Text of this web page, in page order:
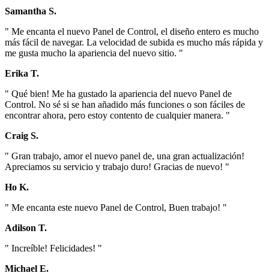
Samantha S.
" Me encanta el nuevo Panel de Control, el diseño entero es mucho
más fácil de navegar. La velocidad de subida es mucho más rápida y
me gusta mucho la apariencia del nuevo sitio. "
Erika T.
" Qué bien! Me ha gustado la apariencia del nuevo Panel de
Control. No sé si se han añadido más funciones o son fáciles de
encontrar ahora, pero estoy contento de cualquier manera. "
Craig S.
" Gran trabajo, amor el nuevo panel de, una gran actualización!
Apreciamos su servicio y trabajo duro! Gracias de nuevo! "
Ho K.
" Me encanta este nuevo Panel de Control, Buen trabajo! "
Adilson T.
" Increíble! Felicidades! "
Michael E.